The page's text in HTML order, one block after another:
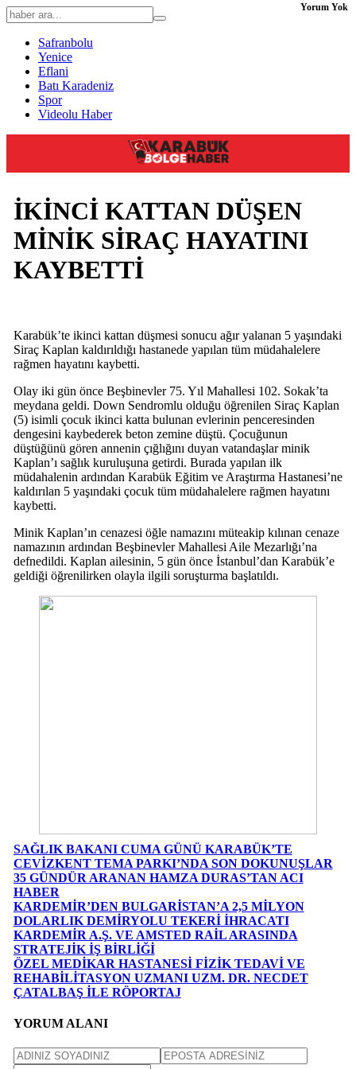
Safranbolu
Yenice
Eflani
Batı Karadeniz
Spor
Videolu Haber
İKİNCİ KATTAN DÜŞEN
MİNİK SİRAÇ HAYATINI
KAYBETTİ
Karabük’te ikinci kattan düşmesi sonucu ağır yalanan 5 yaşındaki
Siraç Kaplan kaldırıldığı hastanede yapılan tüm müdahalelere
rağmen hayatını kaybetti.
Olay iki gün önce Beşbinevler 75. Yıl Mahallesi 102. Sokak’ta
meydana geldi. Down Sendromlu olduğu öğrenilen Siraç Kaplan
(5) isimli çocuk ikinci katta bulunan evlerinin penceresinden
dengesini kaybederek beton zemine düştü. Çocuğunun
düştüğünü gören annenin çığlığını duyan vatandaşlar minik
Kaplan’ı sağlık kuruluşuna getirdi. Burada yapılan ilk
müdahalenin ardından Karabük Eğitim ve Araştırma Hastanesi’ne
kaldırılan 5 yaşındaki çocuk tüm müdahalelere rağmen hayatını
kaybetti.
Minik Kaplan’ın cenazesi öğle namazını müteakip kılınan cenaze
namazının ardından Beşbinevler Mahallesi Aile Mezarlığı’na
defnedildi. Kaplan ailesinin, 5 gün önce İstanbul’dan Karabük’e
geldiği öğrenilirken olayla ilgili soruşturma başlatıldı.
SAĞLIK BAKANI CUMA GÜNÜ KARABÜK’TE
CEVİZKENT TEMA PARKI’NDA SON DOKUNUŞLAR
35 GÜNDÜR ARANAN HAMZA DURAS’TAN ACI
HABER
KARDEMİR’DEN BULGARİSTAN’A 2,5 MİLYON
DOLARLIK DEMİRYOLU TEKERİ İHRACATI
KARDEMİR A.Ş. VE AMSTED RAİL ARASINDA
STRATEJİK İŞ BİRLİĞİ
ÖZEL MEDİKAR HASTANESİ FİZİK TEDAVİ VE
REHABİLİTASYON UZMANI UZM. DR. NECDET
ÇATALBAŞ İLE RÖPORTAJ
YORUM ALANI
Yorum Yok